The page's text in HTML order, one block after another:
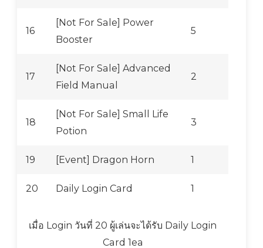
16
[Not For Sale] Power
Booster
5
17
[Not For Sale] Advanced
Field Manual
2
18
[Not For Sale] Small Life
Potion
3
19 [Event] Dragon Horn 1
20 Daily Login Card 1
เมื่อ Login วันที่ 20 ผู้เล่นจะได้รับ Daily Login
Card 1ea